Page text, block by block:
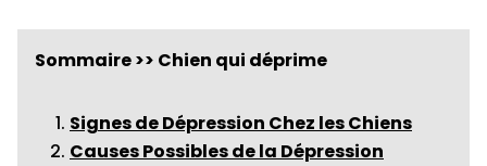
Sommaire >> Chien qui déprime
Signes de Dépression Chez les Chiens
Causes Possibles de la Dépression